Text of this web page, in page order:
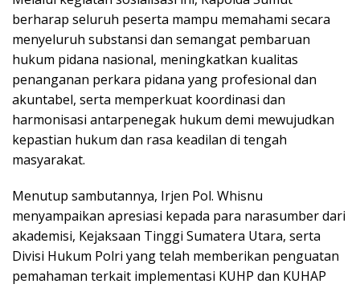
berharap seluruh peserta mampu memahami secara
menyeluruh substansi dan semangat pembaruan
hukum pidana nasional, meningkatkan kualitas
penanganan perkara pidana yang profesional dan
akuntabel, serta memperkuat koordinasi dan
harmonisasi antarpenegak hukum demi mewujudkan
kepastian hukum dan rasa keadilan di tengah
masyarakat.
Menutup sambutannya, Irjen Pol. Whisnu
menyampaikan apresiasi kepada para narasumber dari
akademisi, Kejaksaan Tinggi Sumatera Utara, serta
Divisi Hukum Polri yang telah memberikan penguatan
pemahaman terkait implementasi KUHP dan KUHAP